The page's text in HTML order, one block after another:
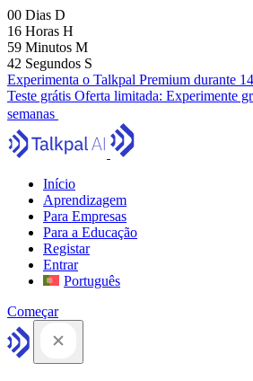
00 Dias D
16 Horas H
59 Minutos M
41 Segundos S
Experimenta o Talkpal Premium durante
Teste grátis Oferta limitada: Experimente
semanas
Início
Aprendizagem
Para Empresas
Para a Educação
Registar
Entrar
Português
Começar